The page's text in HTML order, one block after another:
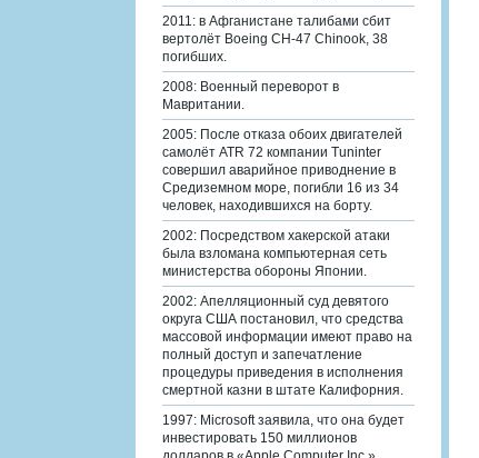
2011: в Афганистане талибами сбит
вертолёт Boeing CH-47 Chinook, 38
погибших.
2008: Военный переворот в
Мавритании.
2005: После отказа обоих двигателей
самолёт ATR 72 компании Tuninter
совершил аварийное приводнение в
Средиземном море, погибли 16 из 34
человек, находившихся на борту.
2002: Посредством хакерской атаки
была взломана компьютерная сеть
министерства обороны Японии.
2002: Апелляционный суд девятого
округа США постановил, что средства
массовой информации имеют право на
полный доступ и запечатление
процедуры приведения в исполнения
смертной казни в штате Калифорния.
1997: Microsoft заявила, что она будет
инвестировать 150 миллионов